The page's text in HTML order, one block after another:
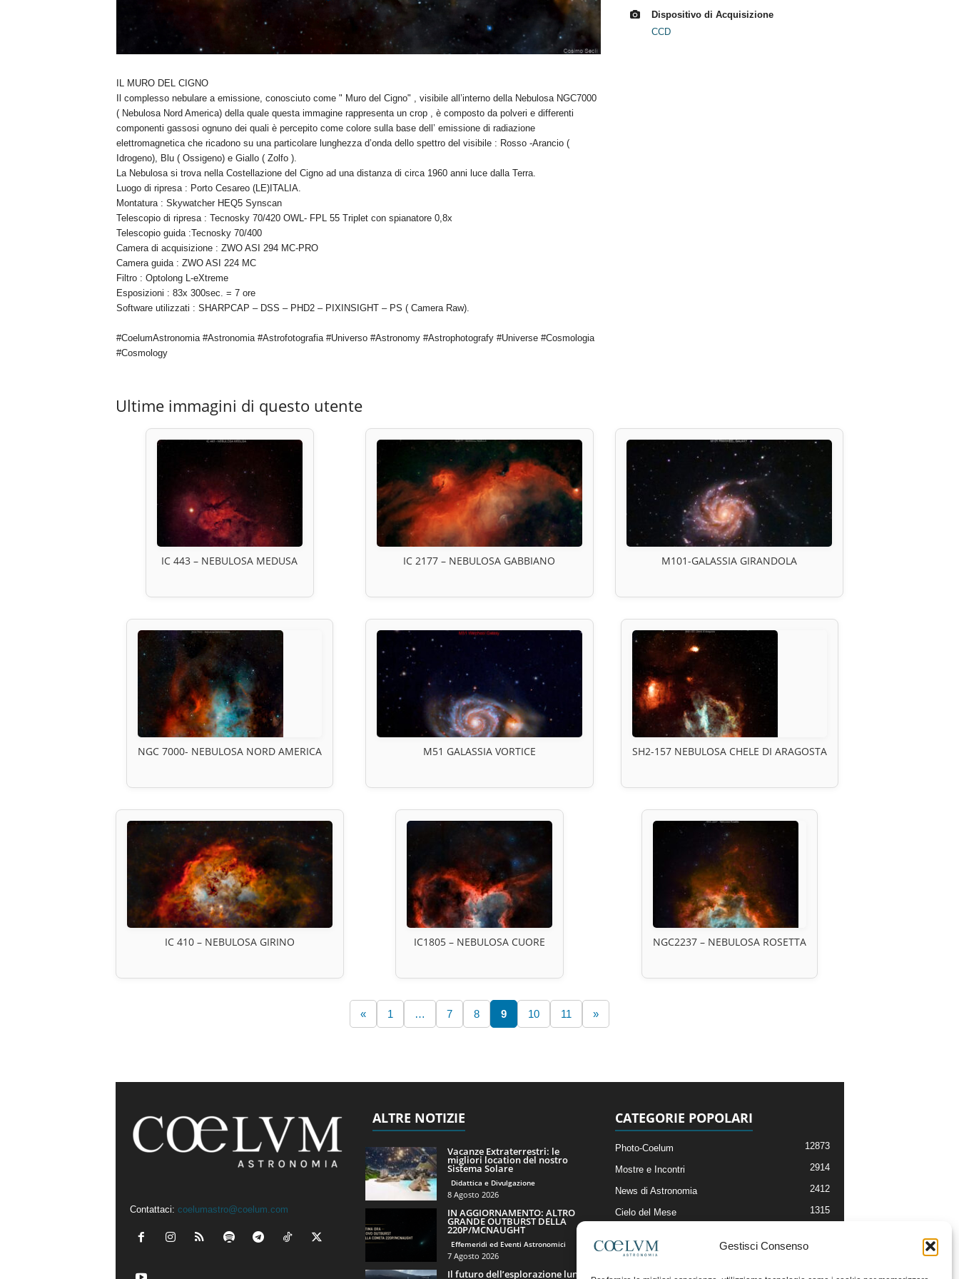
Gestisci Consenso
IL MURO DEL CIGNO
Il complesso nebulare a emissione, conosciuto come " Muro del Cigno" , visibile all’interno della Nebulosa NGC7000
( Nebulosa Nord America) della quale questa immagine rappresenta un crop , è composto da polveri e differenti
componenti gassosi ognuno dei quali è percepito come colore sulla base dell’ emissione di radiazione
elettromagnetica che ricadono su una particolare lunghezza d’onda dello spettro del visibile : Rosso -Arancio (
Idrogeno), Blu ( Ossigeno) e Giallo ( Zolfo ).
La Nebulosa si trova nella Costellazione del Cigno ad una distanza di circa 1960 anni luce dalla Terra.
Luogo di ripresa : Porto Cesareo (LE)ITALIA.
Montatura : Skywatcher HEQ5 Synscan
Telescopio di ripresa : Tecnosky 70/420 OWL- FPL 55 Triplet con spianatore 0,8x
Telescopio guida :Tecnosky 70/400
Camera di acquisizione : ZWO ASI 294 MC-PRO
Camera guida : ZWO ASI 224 MC
Filtro : Optolong L-eXtreme
Esposizioni : 83x 300sec. = 7 ore
Software utilizzati : SHARPCAP – DSS – PHD2 – PIXINSIGHT – PS ( Camera Raw).
#CoelumAstronomia #Astronomia #Astrofotografia #Universo #Astronomy #Astrophotografy #Universe #Cosmologia
#Cosmology
Dispositivo di Acquisizione
CCD
Ultime immagini di questo utente
IC 443 – NEBULOSA MEDUSA IC 2177 – NEBULOSA GABBIANO M101-GALASSIA GIRANDOLA
NGC 7000- NEBULOSA NORD AMERICA M51 GALASSIA VORTICE SH2-157 NEBULOSA CHELE DI ARAGOSTA
IC 410 – NEBULOSA GIRINO IC1805 – NEBULOSA CUORE NGC2237 – NEBULOSA ROSETTA
« 1 … 7 8 9 10 11 »
Contattaci: coelumastro@coelum.com
ALTRE NOTIZIE
Vacanze Extraterrestri: le
migliori location del nostro
Sistema Solare
Didattica e Divulgazione
8 Agosto 2026
IN AGGIORNAMENTO: ALTRO
GRANDE OUTBURST DELLA
220P/MCNAUGHT
Effemeridi ed Eventi Astronomici
7 Agosto 2026
Il futuro dell’esplorazione lunare
CATEGORIE POPOLARI
Photo-Coelum 12873
Mostre e Incontri 2914
News di Astronomia 2412
Cielo del Mese 1315
Articoli e Risorse On-Line
Il Blog della Redazione